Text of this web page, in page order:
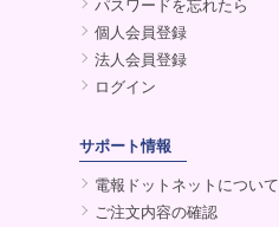
パスワードを忘れたら
個人会員登録
法人会員登録
ログイン
サポート情報
電報ドットネットについて
ご注文内容の確認